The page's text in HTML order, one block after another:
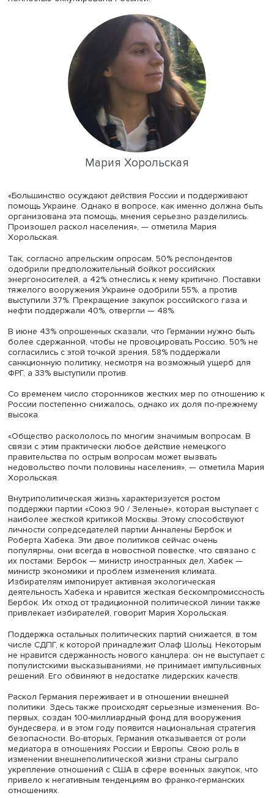
газохранилищ к зиме на 100%.
По словам Екатерины Романовой, правительство
продолжает курс на повышение финансирования
образования и науки. Среди принятых мер —
количества обучающихся в вузах, наращивание их
поддержки, привлечение высококвалифицированных
специалистов и расширение «кластеров превосходства»
(инструмент развития университетов мирового уровня),
развитие исследовательской инфраструктуры в рамках
цифровизации, а также продвижение женщин на
научные позиции.
Научный сотрудник сектора политических проблем
европейской интеграции ИМЭМО Мария Хорольская
подчеркнула высокий уровень беспокойства
Германии по поводу украинско-российского
марте 2022 года 89% опрошенных беспокоились о
Украины, а 77% волновались о том, что Украина будет
полностью оккупирована Россией.
Мария Хорольская
«Большинство осуждают действия России и
помощь Украине. Однако в вопросе, как именно
организована эта помощь, мнения серьезно
Произошел раскол населения», — отметила Мария
Хорольская.
Так, согласно апрельским опросам, 50% респондентов
одобрили предположительный бойкот российских
энергоносителей, а 42% отнеслись к нему критично.
тяжелого вооружения Украине одобрили 55%, а против
выступили 37%. Прекращение закупок российского
нефти поддержали 40%, отвергли — 48%.
более сдержанной, чтобы не провоцировать Россию.
согласились с этой точкой зрения. 58% поддержали
санкционную политику, несмотря на возможный ущерб
ФРГ, а 33% выступили против.
Со временем число сторонников жестких мер по
России постепенно снижалось, однако их доля по-
высока.
«Общество раскололось по многим значимым
связи с этим практически любое действие немецкого
правительства по острым вопросам может вызвать
недовольство почти половины населения», —
Хорольская.